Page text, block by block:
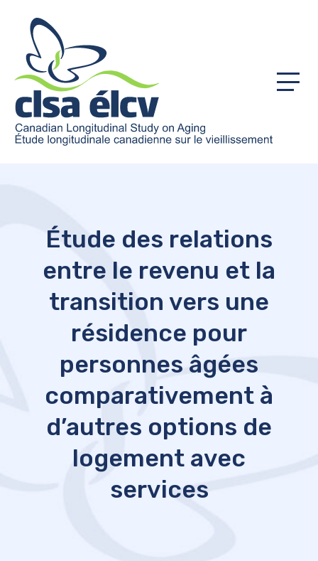
Menu
Étude des relations
entre le revenu et la
transition vers une
résidence pour
personnes âgées
comparativement à
d’autres options de
logement avec
services